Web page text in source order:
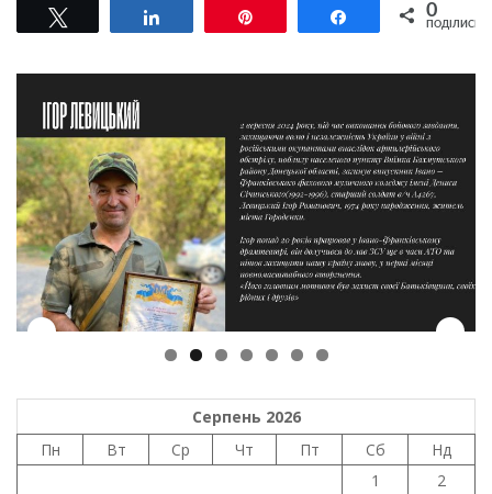
Поділитися Поділитися
0
ПОДІЛИСЬ
Серпень 2026
Пн
Вт Ср Чт Пт Сб
Нд
1
2